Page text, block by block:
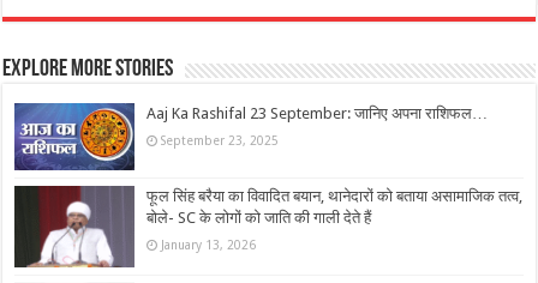
Explore More Stories
Aaj Ka Rashifal 23 September: जानिए अपना राशिफल…
September 23, 2025
फूल सिंह बरैया का विवादित बयान, थानेदारों को बताया असामाजिक तत्व,
बोले- SC के लोगों को जाति की गाली देते हैं
January 13, 2026